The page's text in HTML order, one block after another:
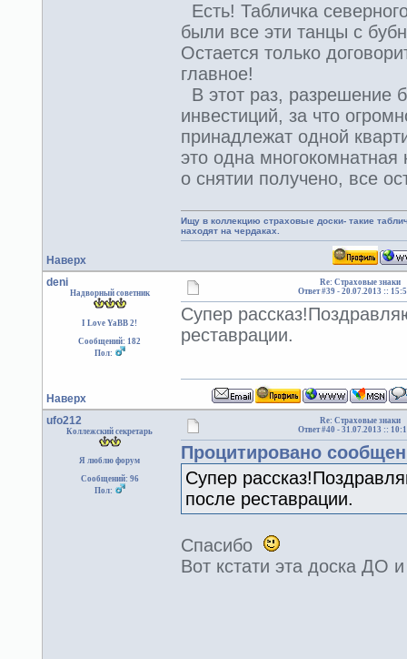
Есть! Табличка
были все эти танцы с
Остается только
главное!
В этот раз, разрешение
инвестиций, за что
принадлежат одной
это одна
о снятии получено, все
Наверх
Ищу в коллекцию страховые доски- такие
находят на чердаках.
deni
Надворный советник
I Love YaBB 2!
Сообщений: 182
Пол:
Re: Страховые знаки
Ответ #39 - 20.07.2013 ::
Супер
реставрации.
Наверх
ufo212
Коллежский секретарь
Я люблю форум
Сообщений: 96
Пол:
Re: Страховые знаки
Ответ #40 - 31.07.2013 ::
Процитировано
Супер
после реставрации.
Спасибо
Вот кстати эта доска